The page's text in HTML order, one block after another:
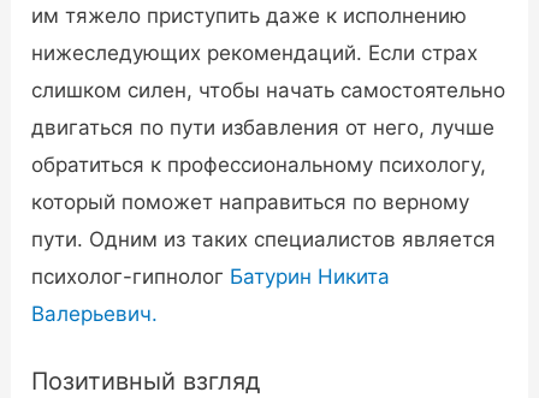
им тяжело приступить даже к исполнению
нижеследующих рекомендаций. Если страх
слишком силен, чтобы начать самостоятельно
двигаться по пути избавления от него, лучше
обратиться к профессиональному психологу,
который поможет направиться по верному
пути. Одним из таких специалистов является
психолог-гипнолог Батурин Никита
Валерьевич.
Позитивный взгляд